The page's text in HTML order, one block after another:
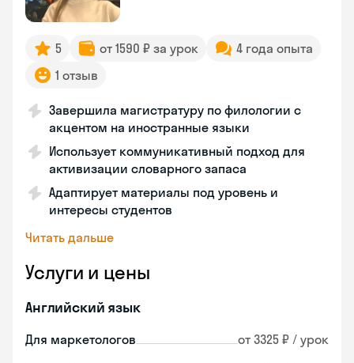
5 от 1590 ₽ за урок
4 года опыта
1 отзыв
Завершила магистратуру по филологии с
акцентом на иностранные языки
Использует коммуникативный подход для
активизации словарного запаса
Адаптирует материалы под уровень и
интересы студентов
Читать дальше
Услуги и цены
Английский язык
Для маркетологов от 3325 ₽ / урок